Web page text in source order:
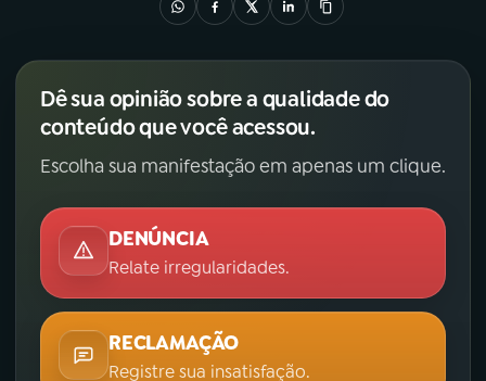
Dê sua opinião sobre a qualidade do
conteúdo que você acessou.
Escolha sua manifestação em apenas um clique.
DENÚNCIA
Relate irregularidades.
RECLAMAÇÃO
Registre sua insatisfação.